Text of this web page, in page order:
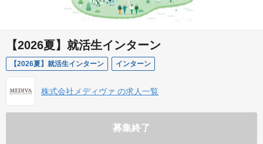
【2026夏】就活生インターン
【2026夏】就活生インターン インターン
株式会社メディヴァ の求人一覧
募集終了